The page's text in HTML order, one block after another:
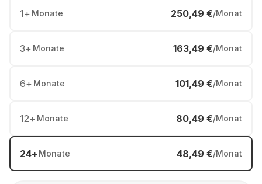
1+ Monate 250,49 €/Monat
3+ Monate 163,49 €/Monat
6+ Monate 101,49 €/Monat
12+ Monate 80,49 €/Monat
24+ Monate 48,49 €/Monat